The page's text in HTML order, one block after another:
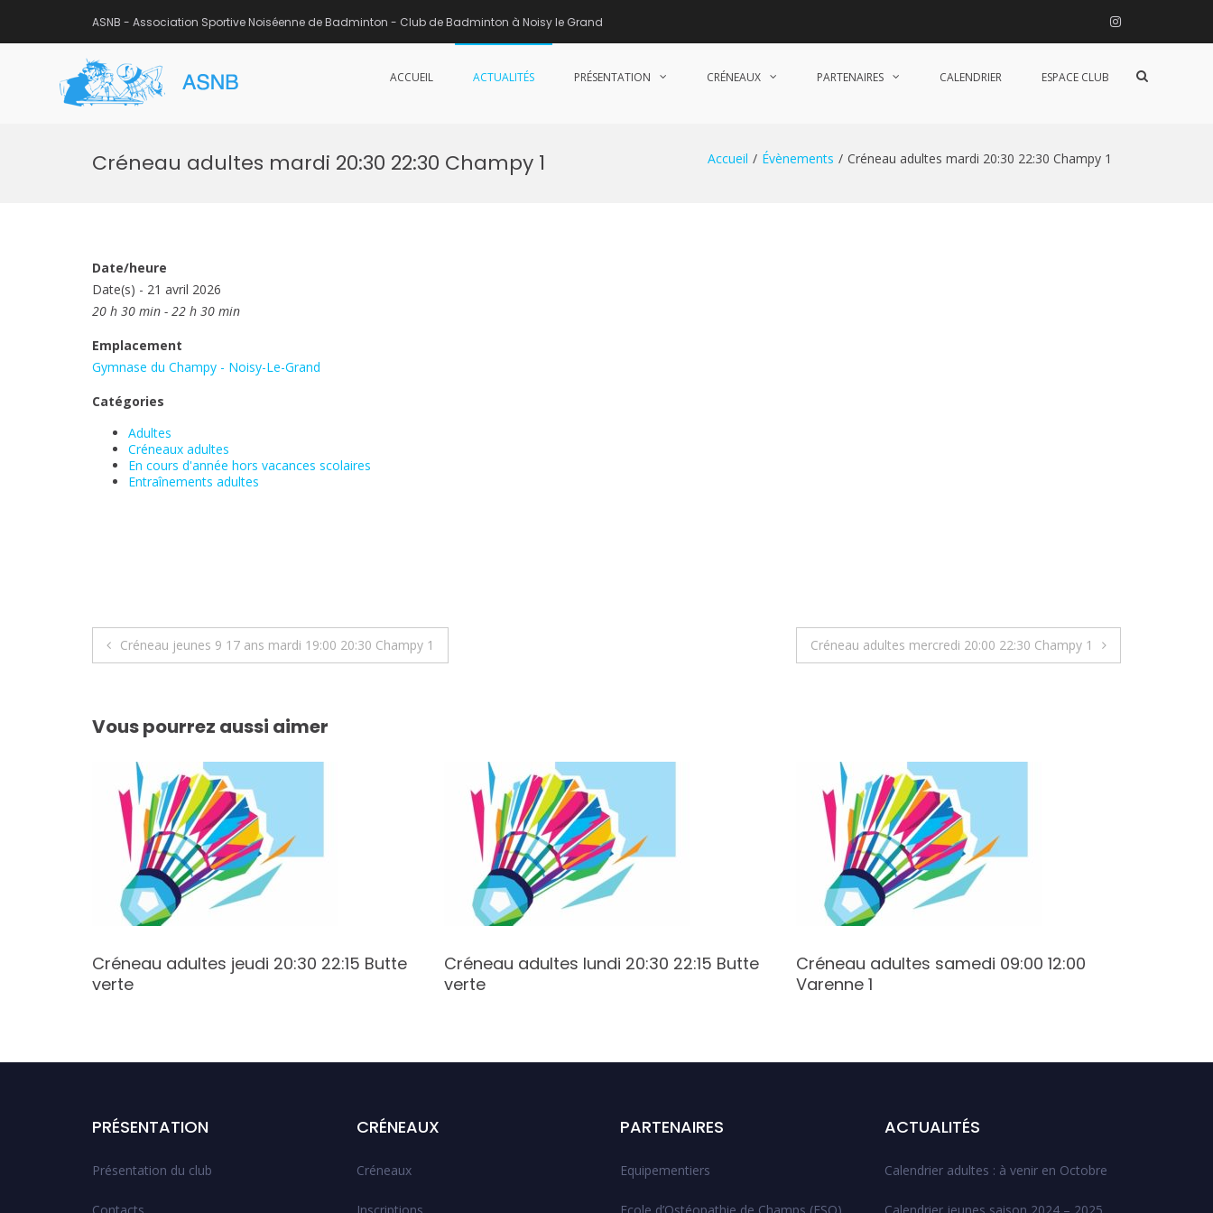
ASNB - Association Sportive Noiséenne de Badminton - Club de Badminton à Noisy le Grand Instagram
ACCUEIL ACTUALITÉS PRÉSENTATION CRÉNEAUX PARTENAIRES CALENDRIER ESPACE CLUB
Afficher
Créneau adultes mardi 20:30 22:30 Champy 1 Accueil Évènements Créneau adultes mardi 20:30 22:30 Champy 1
Date/heure
Date(s) - 21 avril 2026
20 h 30 min - 22 h 30 min
Emplacement
Gymnase du Champy - Noisy-Le-Grand
Catégories
Adultes
Créneaux adultes
En cours d'année hors vacances scolaires
Entraînements adultes
Navigation
l’article
Créneau jeunes 9 17 ans mardi 19:00 20:30 Champy 1 Créneau adultes mercredi 20:00 22:30 Champy 1
Vous pourrez aussi aimer
Créneau adultes jeudi 20:30 22:15 Butte
verte
Créneau adultes lundi 20:30 22:15 Butte
verte
Créneau adultes samedi 09:00 12:00
Varenne 1
PRÉSENTATION
Présentation du club
CRÉNEAUX
Créneaux
PARTENAIRES
Equipementiers
ACTUALITÉS
Calendrier adultes : à venir en Octobre